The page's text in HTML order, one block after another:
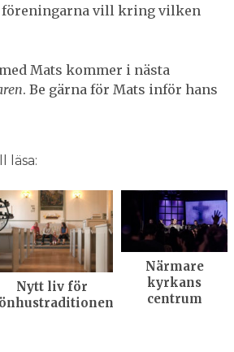
föreningarna vill kring vilken
Mats kommer i nästa
. Be gärna för Mats inför hans
läsa:
Nytt liv för
Närmare
kyrkans
centrum